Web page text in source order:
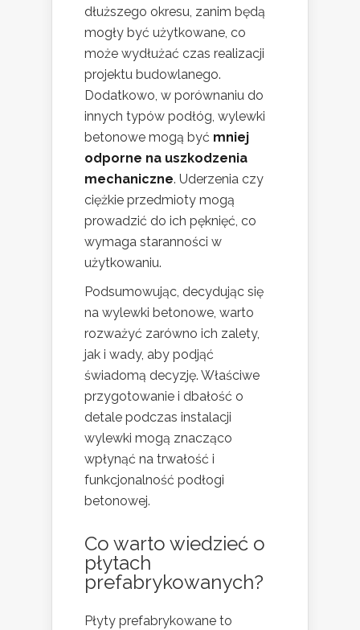
dłuższego okresu, zanim będą
mogły być użytkowane, co
może wydłużać czas realizacji
projektu budowlanego.
Dodatkowo, w porównaniu do
innych typów podłóg, wylewki
betonowe mogą być mniej
odporne na uszkodzenia
mechaniczne. Uderzenia czy
ciężkie przedmioty mogą
prowadzić do ich pęknięć, co
wymaga staranności w
użytkowaniu.
Podsumowując, decydując się
na wylewki betonowe, warto
rozważyć zarówno ich zalety,
jak i wady, aby podjąć
świadomą decyzję. Właściwe
przygotowanie i dbałość o
detale podczas instalacji
wylewki mogą znacząco
wpłynąć na trwałość i
funkcjonalność podłogi
betonowej.
Co warto wiedzieć o
płytach
prefabrykowanych?
Płyty prefabrykowane to